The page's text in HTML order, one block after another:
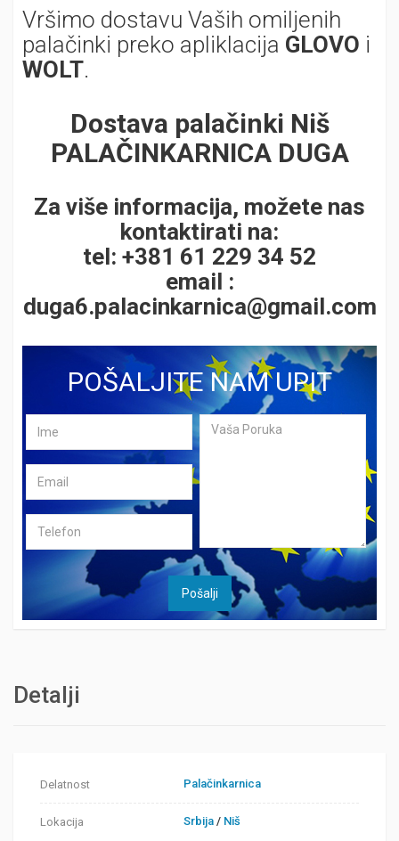
Vršimo dostavu Vaših omiljenih
palačinki preko apliklacija GLOVO i
WOLT.
Dostava palačinki Niš
PALAČINKARNICA DUGA
Za više informacija, možete nas
kontaktirati na:
tel: +381 61 229 34 52
email :
duga6.palacinkarnica@gmail.com
POŠALJITE NAM UPIT
Detalji
Delatnost Palačinkarnica
Lokacija Srbija / Niš